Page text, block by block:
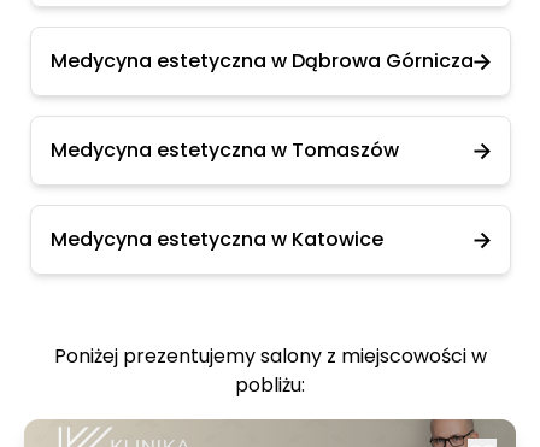
Medycyna estetyczna w Dąbrowa Górnicza
Medycyna estetyczna w Tomaszów
Medycyna estetyczna w Katowice
Poniżej prezentujemy salony z miejscowości w
pobliżu: